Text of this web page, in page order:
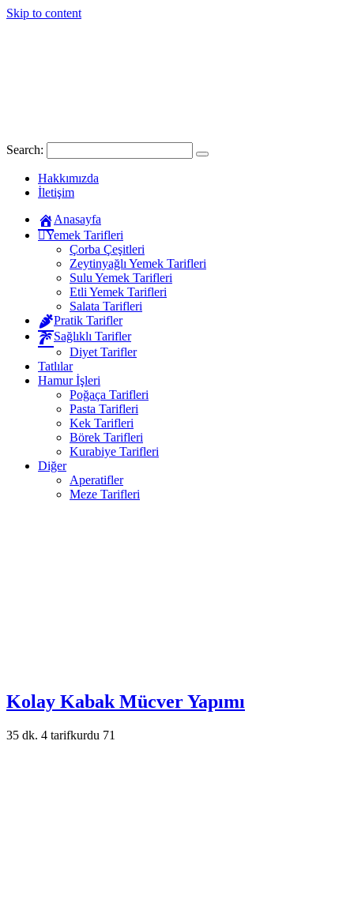
Skip to content
Search:
Hakkımızda
İletişim
Anasayfa
Yemek Tarifleri
Çorba Çeşitleri
Zeytinyağlı Yemek Tarifleri
Sulu Yemek Tarifleri
Etli Yemek Tarifleri
Salata Tarifleri
Pratik Tarifler
Sağlıklı Tarifler
Diyet Tarifler
Tatlılar
Hamur İşleri
Poğaça Tarifleri
Pasta Tarifleri
Kek Tarifleri
Börek Tarifleri
Kurabiye Tarifleri
Diğer
Aperatifler
Meze Tarifleri
Kolay Kabak Mücver Yapımı
35 dk. 4 tarifkurdu 71